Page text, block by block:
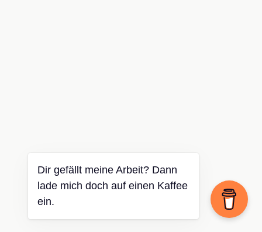
Dir gefällt meine Arbeit? Dann
lade mich doch auf einen Kaffee
ein.